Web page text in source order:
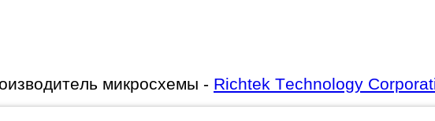
микросхемы - Richtek Technology